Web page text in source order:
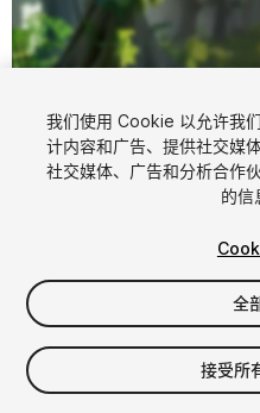
1
$4.99
增值税将在结算时计算
我们使用 Cookie 以允许我
计内容和广告、提供社交媒
社交媒体、广告和分析合作
的信
全
接受所